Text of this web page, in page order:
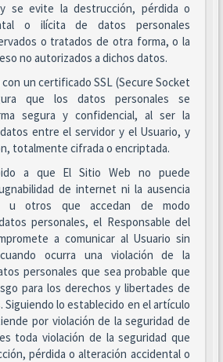
se evite la destrucción, pérdida o
o ilícita de datos personales
o tratados de otra forma, o la
no autorizados a dichos datos.
un certificado SSL (Secure Socket
que los datos personales se
segura y confidencial, al ser la
entre el servidor y el Usuario, y
totalmente cifrada o encriptada.
a que El Sitio Web no puede
de internet ni la ausencia
u otros que accedan de modo
personales, el Responsable del
a comunicar al Usuario sin
ocurra una violación de la
personales que sea probable que
para los derechos y libertades de
Siguiendo lo establecido en el artículo
por violación de la seguridad de
toda violación de la seguridad que
pérdida o alteración accidental o